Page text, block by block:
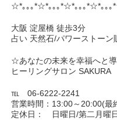
☆*｡｡｡*☆*｡｡｡*☆*｡｡｡*☆*｡｡
大阪 淀屋橋 徒歩3分
占い 天然石/パワーストーン
☆あなたの未来を幸福へと
ヒーリングサロン SAKURA
℡ 06-6222-2241
営業時間：13:00～20:00(最
定休日： 日曜日/第二月曜